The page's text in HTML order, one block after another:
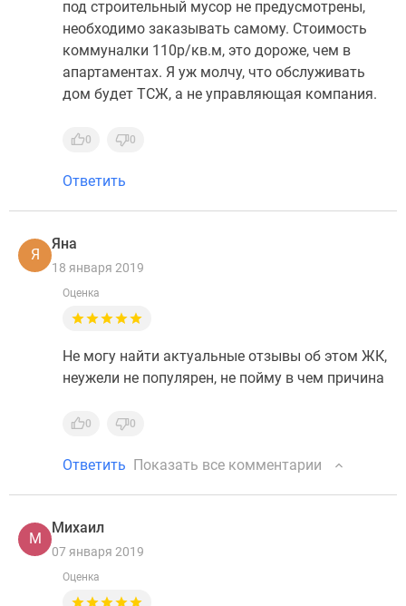
под строительный мусор не предусмотрены,
необходимо заказывать самому. Стоимость
коммуналки 110р/кв.м, это дороже, чем в
апартаментах. Я уж молчу, что обслуживать
дом будет ТСЖ, а не управляющая компания.
0 0
Ответить
Я
Яна
18 января 2019
Оценка
Не могу найти актуальные отзывы об этом ЖК,
неужели не популярен, не пойму в чем причина
0 0
Ответить Показать все комментарии
М
Михаил
07 января 2019
Оценка